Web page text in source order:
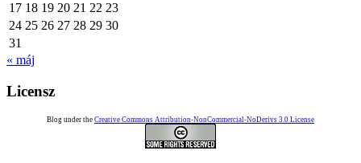
17 18 19 20 21 22 23
24 25 26 27 28 29 30
31
« máj
Licensz
Blog under the Creative Commons Attribution-NonCommercial-NoDerivs 3.0 License